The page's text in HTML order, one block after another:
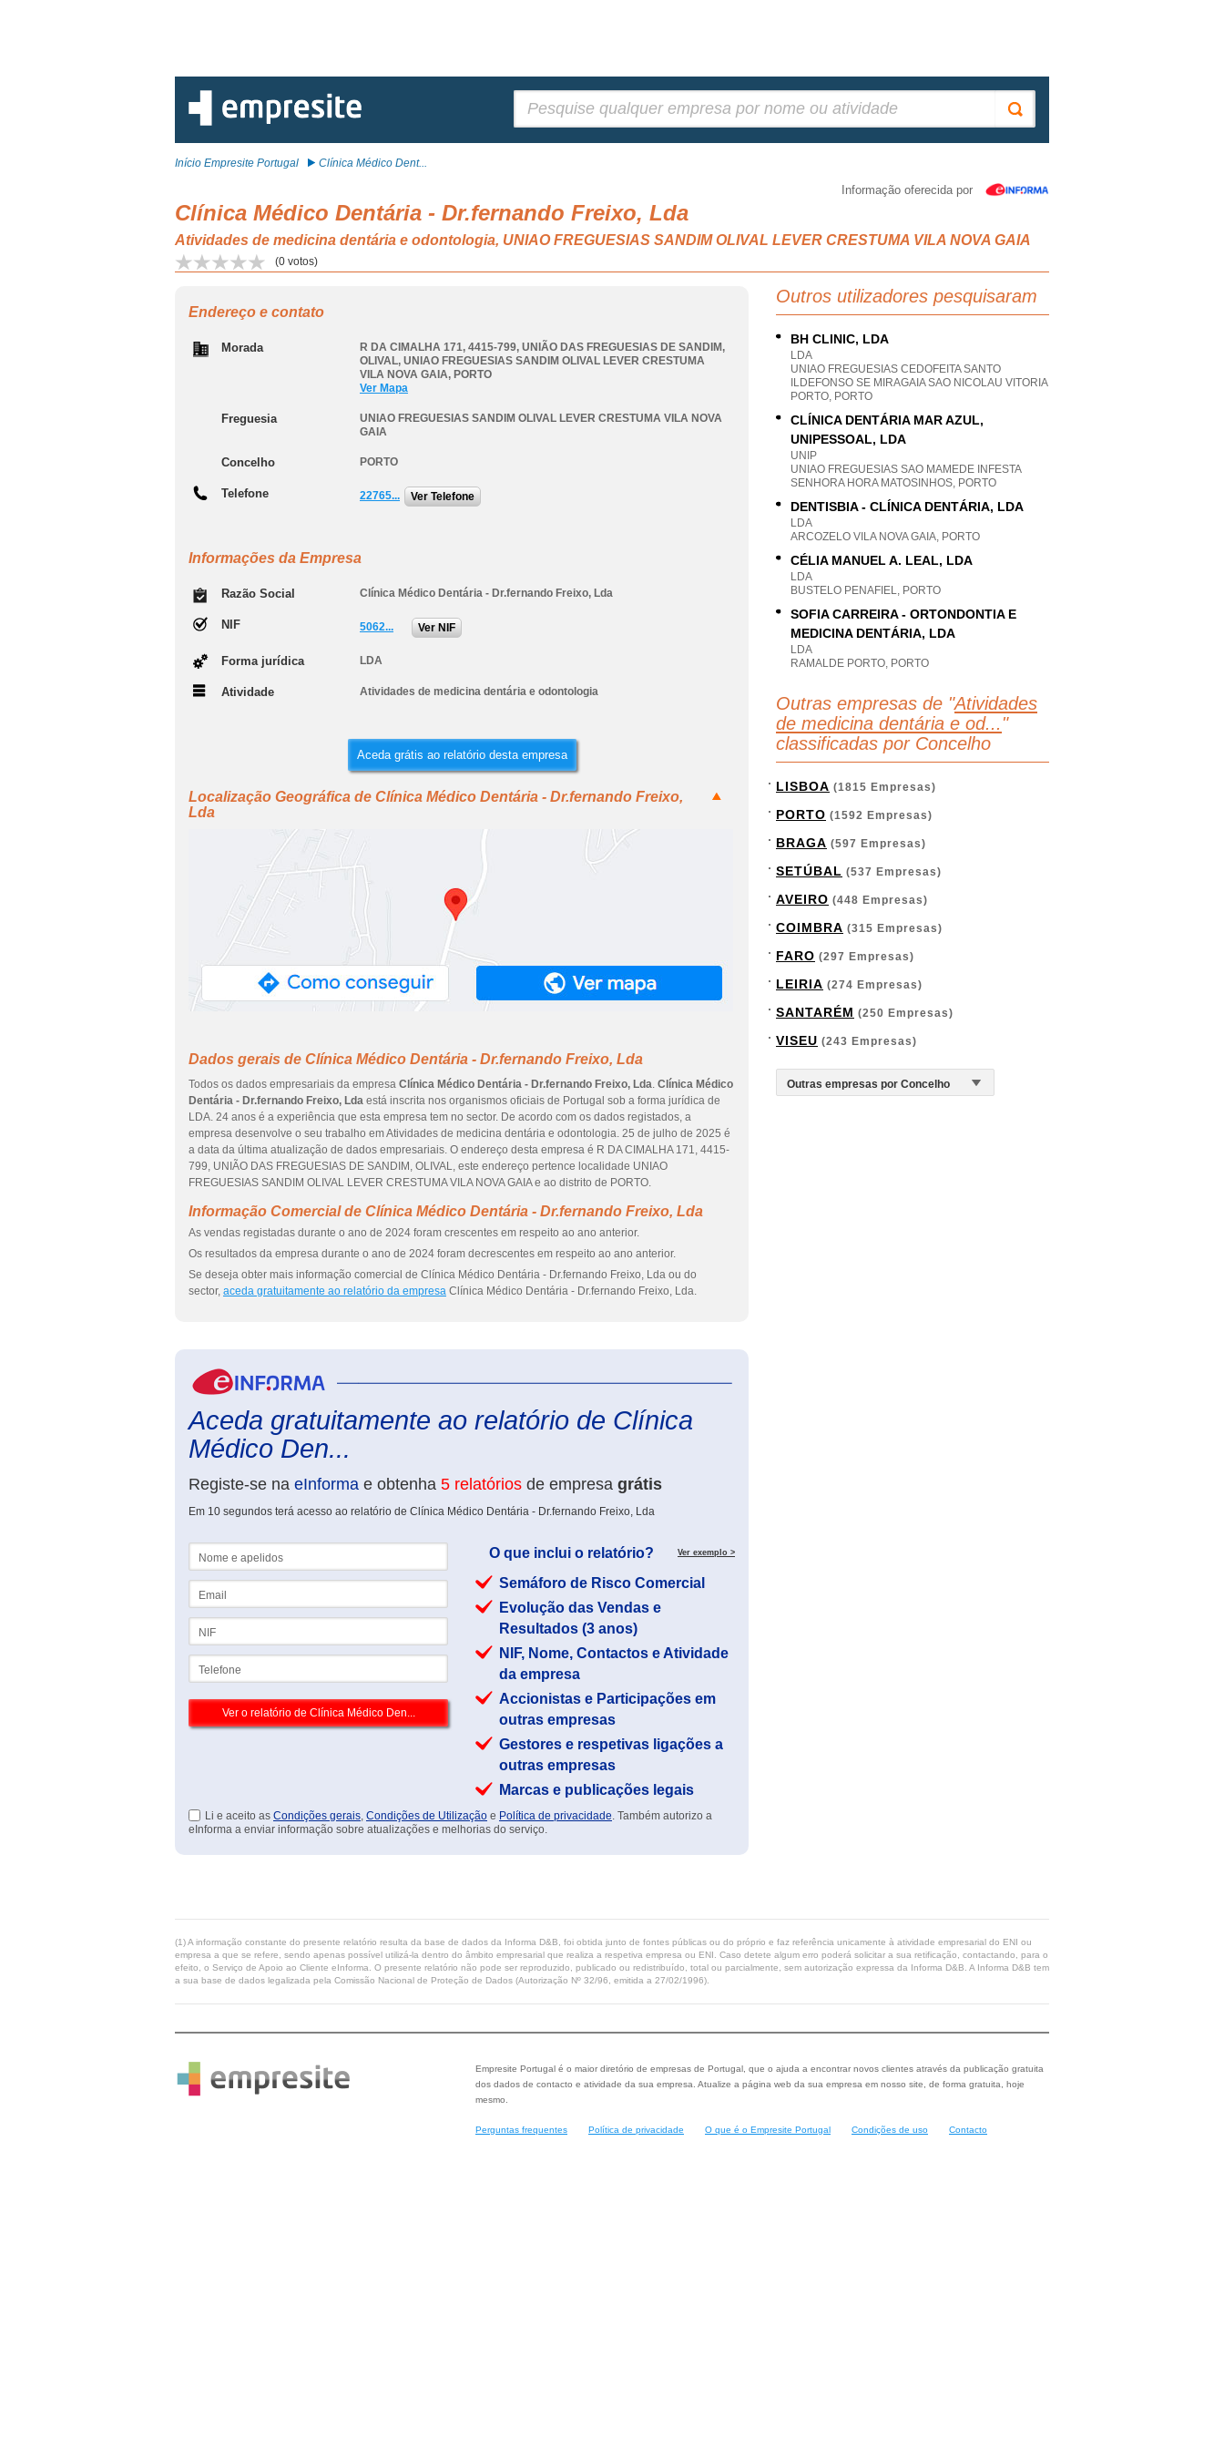
Início Empresite Portugal Clínica Médico Dent...
Informação oferecida por
Clínica Médico Dentária - Dr.fernando Freixo, Lda
Atividades de medicina dentária e odontologia, UNIAO FREGUESIAS SANDIM OLIVAL LEVER CRESTUMA VILA NOVA GAIA
(0 votos)
Endereço e contato
Morada
R DA CIMALHA 171, 4415-799, UNIÃO DAS FREGUESIAS DE SANDIM,
OLIVAL, UNIAO FREGUESIAS SANDIM OLIVAL LEVER CRESTUMA
VILA NOVA GAIA, PORTO
Ver Mapa
Freguesia
UNIAO FREGUESIAS SANDIM OLIVAL LEVER CRESTUMA VILA NOVA
GAIA
Concelho PORTO
Telefone 22765... Ver Telefone
Informações da Empresa
Razão Social Clínica Médico Dentária - Dr.fernando Freixo, Lda
NIF 5062... Ver NIF
Forma jurídica LDA
Atividade Atividades de medicina dentária e odontologia
Aceda grátis ao relatório desta empresa
Localização Geográfica de Clínica Médico Dentária - Dr.fernando Freixo,
Lda
Dados gerais de Clínica Médico Dentária - Dr.fernando Freixo, Lda
Todos os dados empresariais da empresa Clínica Médico Dentária - Dr.fernando Freixo, Lda. Clínica Médico
Dentária - Dr.fernando Freixo, Lda está inscrita nos organismos oficiais de Portugal sob a forma jurídica de
LDA. 24 anos é a experiência que esta empresa tem no sector. De acordo com os dados registados, a
empresa desenvolve o seu trabalho em Atividades de medicina dentária e odontologia. 25 de julho de 2025 é
a data da última atualização de dados empresariais. O endereço desta empresa é R DA CIMALHA 171, 4415-
799, UNIÃO DAS FREGUESIAS DE SANDIM, OLIVAL, este endereço pertence localidade UNIAO
FREGUESIAS SANDIM OLIVAL LEVER CRESTUMA VILA NOVA GAIA e ao distrito de PORTO.
Informação Comercial de Clínica Médico Dentária - Dr.fernando Freixo, Lda
As vendas registadas durante o ano de 2024 foram crescentes em respeito ao ano anterior.
Os resultados da empresa durante o ano de 2024 foram decrescentes em respeito ao ano anterior.
Se deseja obter mais informação comercial de Clínica Médico Dentária - Dr.fernando Freixo, Lda ou do
sector, aceda gratuitamente ao relatório da empresa Clínica Médico Dentária - Dr.fernando Freixo, Lda.
Aceda gratuitamente ao relatório de Clínica
Médico Den...
Registe-se na eInforma e obtenha 5 relatórios de empresa grátis
Em 10 segundos terá acesso ao relatório de Clínica Médico Dentária - Dr.fernando Freixo, Lda
O que inclui o relatório? Ver exemplo >
Semáforo de Risco Comercial
Evolução das Vendas e
Resultados (3 anos)
NIF, Nome, Contactos e Atividade
da empresa
Accionistas e Participações em
outras empresas
Gestores e respetivas ligações a
outras empresas
Marcas e publicações legais
Li e aceito as Condições gerais, Condições de Utilização e Política de privacidade. Também autorizo a
eInforma a enviar informação sobre atualizações e melhorias do serviço.
Outros utilizadores pesquisaram
BH CLINIC, LDA
LDA
UNIAO FREGUESIAS CEDOFEITA SANTO
ILDEFONSO SE MIRAGAIA SAO NICOLAU VITORIA
PORTO, PORTO
CLÍNICA DENTÁRIA MAR AZUL,
UNIPESSOAL, LDA
UNIP
UNIAO FREGUESIAS SAO MAMEDE INFESTA
SENHORA HORA MATOSINHOS, PORTO
DENTISBIA - CLÍNICA DENTÁRIA, LDA
LDA
ARCOZELO VILA NOVA GAIA, PORTO
CÉLIA MANUEL A. LEAL, LDA
LDA
BUSTELO PENAFIEL, PORTO
SOFIA CARREIRA - ORTONDONTIA E
MEDICINA DENTÁRIA, LDA
LDA
RAMALDE PORTO, PORTO
Outras empresas de "Atividades
de medicina dentária e od... "
classificadas por Concelho
LISBOA (1815 Empresas)
PORTO (1592 Empresas)
BRAGA (597 Empresas)
SETÚBAL (537 Empresas)
AVEIRO (448 Empresas)
COIMBRA (315 Empresas)
FARO (297 Empresas)
LEIRIA (274 Empresas)
SANTARÉM (250 Empresas)
VISEU (243 Empresas)
(1) A informação constante do presente relatório resulta da base de dados da Informa D&B, foi obtida junto de fontes públicas ou do próprio e faz referência unicamente à atividade empresarial do ENI ou
empresa a que se refere, sendo apenas possível utilizá-la dentro do âmbito empresarial que realiza a respetiva empresa ou ENI. Caso detete algum erro poderá solicitar a sua retificação, contactando, para o
efeito, o Serviço de Apoio ao Cliente eInforma. O presente relatório não pode ser reproduzido, publicado ou redistribuído, total ou parcialmente, sem autorização expressa da Informa D&B. A Informa D&B tem
a sua base de dados legalizada pela Comissão Nacional de Proteção de Dados (Autorização Nº 32/96, emitida a 27/02/1996).
Empresite Portugal é o maior diretório de empresas de Portugal, que o ajuda a encontrar novos clientes através da publicação gratuita
dos dados de contacto e atividade da sua empresa. Atualize a página web da sua empresa em nosso site, de forma gratuita, hoje
mesmo.
Perguntas frequentes Política de privacidade O que é o Empresite Portugal Condições de uso Contacto